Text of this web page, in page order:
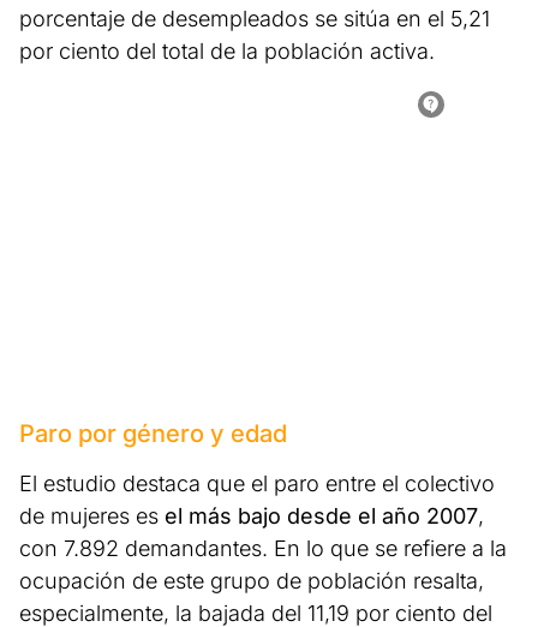
porcentaje de desempleados se sitúa en el 5,21
por ciento del total de la población activa.
Paro por género y edad
El estudio destaca que el paro entre el colectivo
de mujeres es el más bajo desde el año 2007,
con 7.892 demandantes. En lo que se refiere a la
ocupación de este grupo de población resalta,
especialmente, la bajada del 11,19 por ciento del